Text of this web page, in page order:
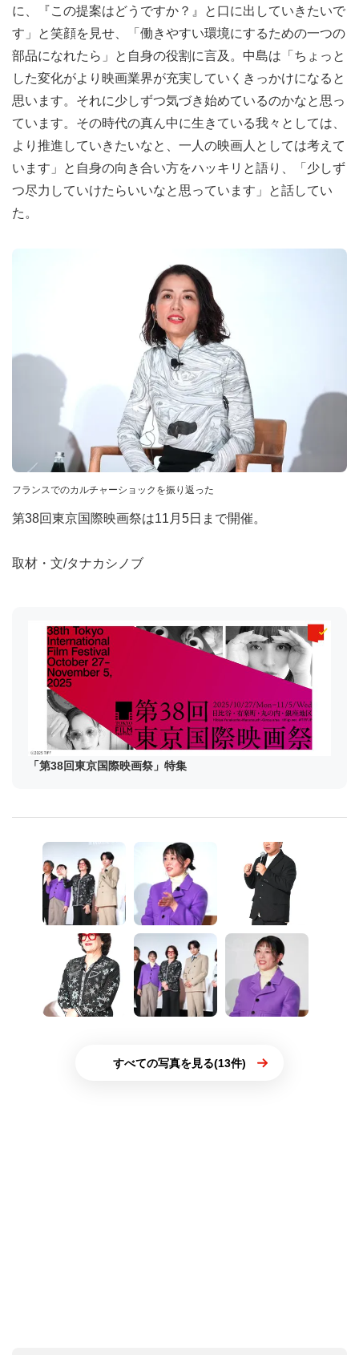
に、『この提案はどうですか？』と口に出していきたいで
す」と笑顔を見せ、「働きやすい環境にするための一つの
部品になれたら」と自身の役割に言及。中島は「ちょっと
した変化がより映画業界が充実していくきっかけになると
思います。それに少しずつ気づき始めているのかなと思っ
ています。その時代の真ん中に生きている我々としては、
より推進していきたいなと、一人の映画人としては考えて
います」と自身の向き合い方をハッキリと語り、「少しず
つ尽力していけたらいいなと思っています」と話してい
た。
フランスでのカルチャーショックを振り返った
第38回東京国際映画祭は11月5日まで開催。
取材・文/タナカシノブ
「第38回東京国際映画祭」特集
すべての写真を見る(13件)